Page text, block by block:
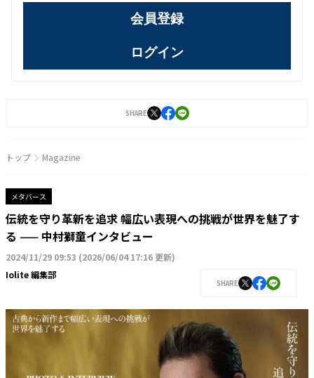
会員登録
ログイン
SHARE
トップ Magazine
メタバース
伝統を守り革新を追求 幅広い表現への挑戦が世界を魅了す
る —— 中村獅童インタビュー
2024/11/29 09:53 (2026/06/04 17:16 更新)
Iolite 編集部
SHARE